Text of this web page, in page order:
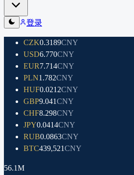
登录
CZK0.3189CNY
USD6.770CNY
EUR7.714CNY
PLN1.782CNY
HUF0.0212CNY
GBP9.041CNY
CHF8.298CNY
JPY0.0414CNY
RUB0.0863CNY
BTC439,521CNY
56.1M